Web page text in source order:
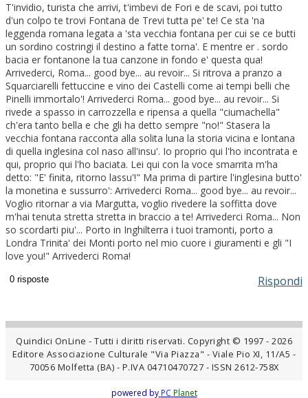
T'invidio, turista che arrivi, t'imbevi de Fori e de scavi, poi tutto
d'un colpo te trovi Fontana de Trevi tutta pe' te! Ce sta 'na
leggenda romana legata a 'sta vecchia fontana per cui se ce butti
un sordino costringi il destino a fatte torna'. E mentre er . sordo
bacia er fontanone la tua canzone in fondo e' questa qua!
Arrivederci, Roma... good bye... au revoir... Si ritrova a pranzo a
Squarciarelli fettuccine e vino dei Castelli come ai tempi belli che
Pinelli immortalo'! Arrivederci Roma... good bye... au revoir... Si
rivede a spasso in carrozzella e ripensa a quella "ciumachella"
ch'era tanto bella e che gli ha detto sempre "no!" Stasera la
vecchia fontana racconta alla solita luna la storia vicina e lontana
di quella inglesina col naso all'insu'. Io proprio qui l'ho incontrata e
qui, proprio qui l'ho baciata. Lei qui con la voce smarrita m'ha
detto: "E' finita, ritorno lassu'!" Ma prima di partire l'inglesina butto'
la monetina e sussurro': Arrivederci Roma... good bye... au revoir...
Voglio ritornar a via Margutta, voglio rivedere la soffitta dove
m'hai tenuta stretta stretta in braccio a te! Arrivederci Roma... Non
so scordarti piu'... Porto in Inghilterra i tuoi tramonti, porto a
Londra Trinita' dei Monti porto nel mio cuore i giuramenti e gli "I
love you!" Arrivederci Roma!
Rispondi
Quindici OnLine - Tutti i diritti riservati. Copyright © 1997 - 2026
Editore Associazione Culturale "Via Piazza" - Viale Pio XI, 11/A5 -
70056 Molfetta (BA) - P.IVA 04710470727 - ISSN 2612-758X
powered by PC Planet